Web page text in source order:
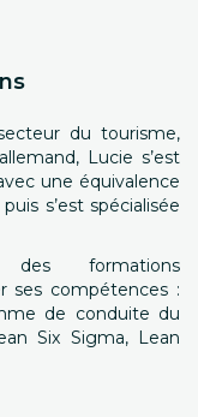
du tourisme,
Lucie s’est
une équivalence
s’est spécialisée
formations
ses compétences :
de conduite du
Six Sigma, Lean